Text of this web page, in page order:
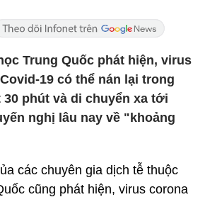
Trung Quốc phát hiện, virus
19 có thể nán lại trong
phút và di chuyển xa tới
nghị lâu nay về "khoảng
các chuyên gia dịch tễ thuộc
cũng phát hiện, virus corona